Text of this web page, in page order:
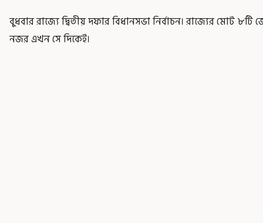
বুধবার রাজ্যে দ্বিতীয় দফার বিধানসভা নির্বাচন। রাজ্যের মোট ৮টি
নজর এখন সে দিকেই।